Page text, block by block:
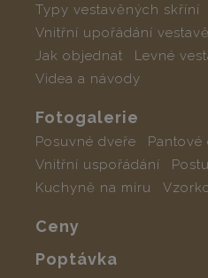
Typy vestavěných skříní
Vnitřní upořádání
Jak objednat
Levné
Videa a návody
Fotogalerie
Posuvné dveře
Pantové
Vnitřní uspořádání
Kuchyně na míru
Ceny
Poptávka